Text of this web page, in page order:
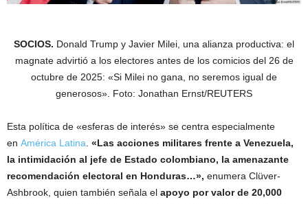
SOCIOS. Donald Trump y Javier Milei, una alianza productiva: el
magnate advirtió a los electores antes de los comicios del 26 de
octubre de 2025: «Si Milei no gana, no seremos igual de
generosos». Foto: Jonathan Ernst/REUTERS
Esta política de «esferas de interés» se centra especialmente
en América Latina «Las acciones militares frente a Venezuela,
la intimidación al jefe de Estado colombiano, la amenazante
recomendación electoral en Honduras…», enumera Clüver-
Ashbrook, quien también señala el apoyo por valor de 20,000